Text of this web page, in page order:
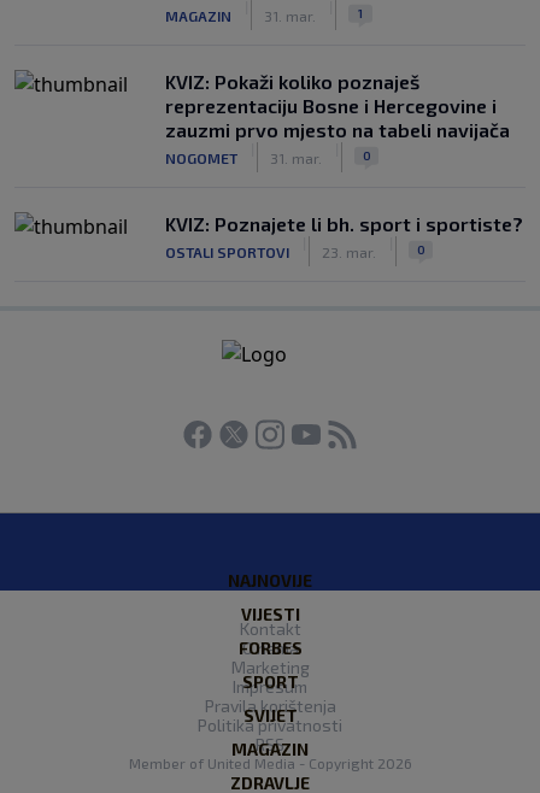
MAGAZIN 31. mar. 1
KVIZ: Pokaži koliko poznaješ
reprezentaciju Bosne i Hercegovine i
zauzmi prvo mjesto na tabeli navijača
NOGOMET 31. mar. 0
KVIZ: Poznajete li bh. sport i sportiste?
OSTALI SPORTOVI 23. mar. 0
NAJNOVIJE
VIJESTI
FORBES
SPORT
SVIJET
MAGAZIN
ZDRAVLJE
Kontakt
O nama
Marketing
Impresum
Pravila korištenja
Politika privatnosti
RSS
Member of United Media - Copyright 2026